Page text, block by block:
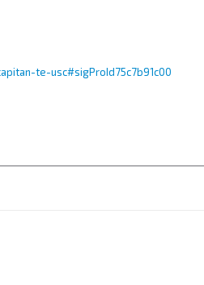
te-usc#sigProId75c7b91c00